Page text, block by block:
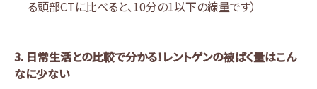
る頭部CTに比べると、10分の1以下の線量です）
3. 日常生活との比較で分かる！レントゲンの被ばく量はこん
なに少ない